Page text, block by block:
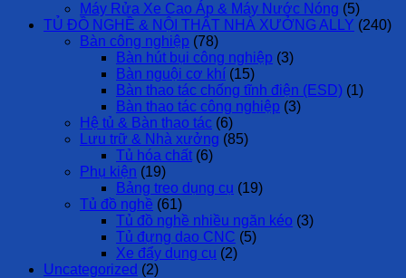
Máy Rửa Xe Cao Áp & Máy Nước Nóng (5)
TỦ ĐỒ NGHỀ & NỘI THẤT NHÀ XƯỞNG ALLY (240)
Bàn công nghiệp (78)
Bàn hút bụi công nghiệp (3)
Bàn nguội cơ khí (15)
Bàn thao tác chống tĩnh điện (ESD) (1)
Bàn thao tác công nghiệp (3)
Hệ tủ & Bàn thao tác (6)
Lưu trữ & Nhà xưởng (85)
Tủ hóa chất (6)
Phụ kiện (19)
Bảng treo dụng cụ (19)
Tủ đồ nghề (61)
Tủ đồ nghề nhiều ngăn kéo (3)
Tủ đựng dao CNC (5)
Xe đẩy dụng cụ (2)
Uncategorized (2)